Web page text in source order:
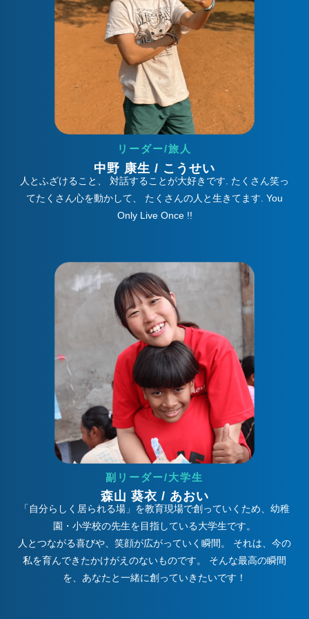
リーダー/旅人
中野 康生 / こうせい
人とふざけること、 対話することが大好きです. たくさん笑っ
てたくさん心を動かして、 たくさんの人と生きてます. You
Only Live Once !!
副リーダー/大学生
森山 葵衣 / あおい
「自分らしく居られる場」を教育現場で創っていくため、幼稚
園・小学校の先生を目指している大学生です。
人とつながる喜びや、笑顔が広がっていく瞬間。 それは、今の
私を育んできたかけがえのないものです。 そんな最高の瞬間
を、あなたと一緒に創っていきたいです！